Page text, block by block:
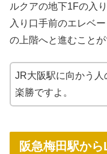
ルクアの地下1Fの入
入り口手前のエレベ
の上階へと進むことが
JR大阪駅に向かう
楽勝ですよ。
阪急梅田駅か